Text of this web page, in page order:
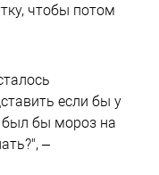
чтобы потом
если бы у
был бы мороз на
–